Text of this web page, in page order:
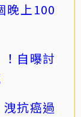
晚上100
自曝討
抗癌過